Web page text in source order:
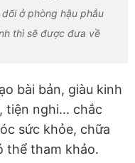
ở phòng hậu phẫu
thì sẽ được đưa về
bài bản, giàu kinh
tiện nghi... chắc
sức khỏe, chữa
thể tham khảo.